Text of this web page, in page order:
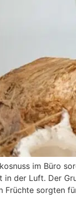
im Büro
in der Luft. Der
Früchte sorgten